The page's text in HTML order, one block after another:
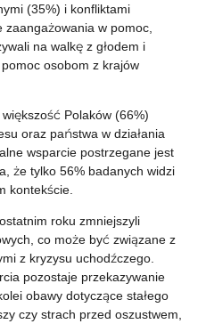
(35%) i konfliktami
zaangażowania w pomoc,
na walkę z głodem i
osobom z krajów
Polaków (66%)
oraz państwa w działania
wsparcie postrzegane jest
że tylko 56% badanych widzi
kontekście.
roku zmniejszyli
co może być związane z
z kryzysu uchodźczego.
pozostaje przekazywanie
obawy dotyczące stałego
czy strach przed oszustwem,